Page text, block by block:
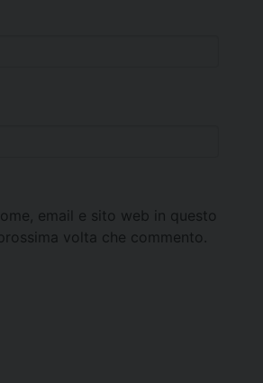
email e sito web in questo
volta che commento.